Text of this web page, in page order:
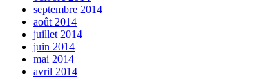
septembre 2014
août 2014
juillet 2014
juin 2014
mai 2014
avril 2014